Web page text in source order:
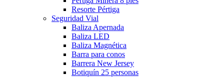
Resorte Pértiga
Seguridad Vial
Baliza Apernada
Baliza LED
Baliza Magnética
Barra para conos
Barrera New Jersey
Botiquín 25 personas